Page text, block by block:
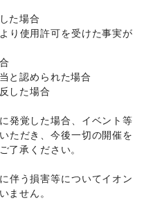
健康グッズ
ャンプー
サージ・整体/
トレンズ
トドア/ 野球 サッカー/
レジャー・スポーツ
た場合
り使用許可を受けた事実が
と認められた場合
した場合
発覚した場合、イベント等
ただき、今後一切の開催を
了承ください。
伴う損害等についてイオン
ません。